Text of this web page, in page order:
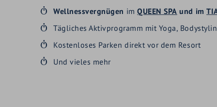
Wellnessvergnügen im QUEEN SPA und im
Tägliches Aktivprogramm mit Yoga,
Kostenloses Parken direkt vor dem Resort
Und vieles mehr